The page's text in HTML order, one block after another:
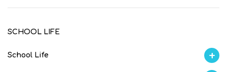
SCHOOL LIFE
School Life